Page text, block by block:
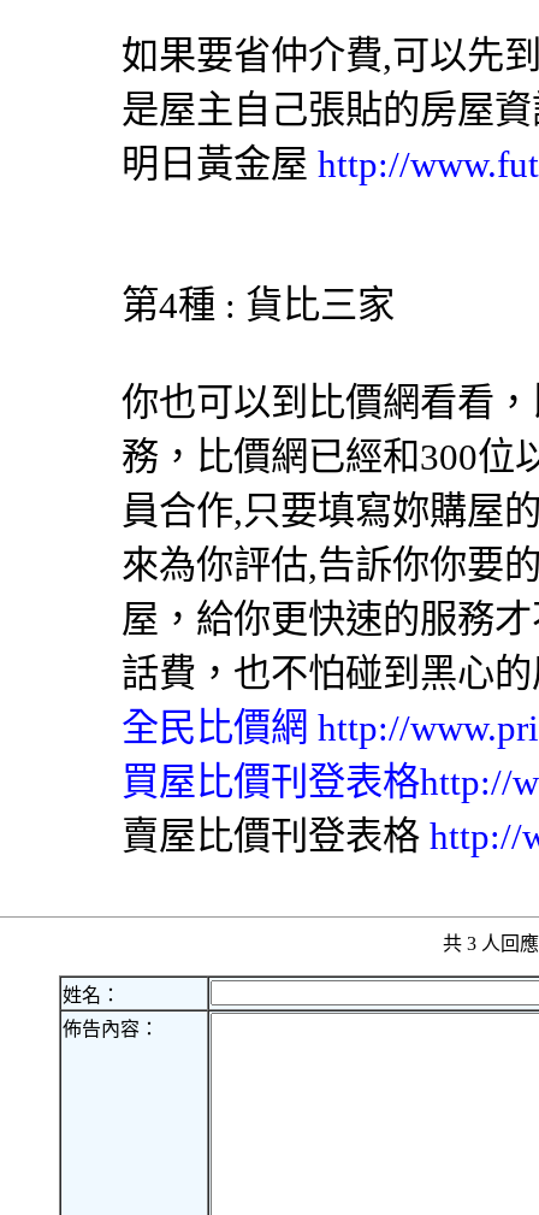
如果要省仲介費,可以先
是屋主自己張貼的房屋
明日黃金屋 http://
第4種 : 貨比三家
你也可以到比價網看看
務，比價網已經和300位
員合作,只要填寫妳購屋
來為你評估,告訴你你要
屋，給你更快速的服務
話費，也不怕碰到黑心
全民比價網 http://
買屋比價刊登表格http://
賣屋比價刊登表格 http://
共 3 人回
姓名：
佈告內容：